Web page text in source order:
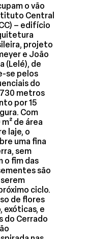
o vão
Central
– edifício
projeto
e João
(Lelé), de
se pelos
do
metros
por 15
Com
de área
laje, o
uma fina
sem
o fim das
são
ciclo.
de flores
exóticas, e
do Cerrado